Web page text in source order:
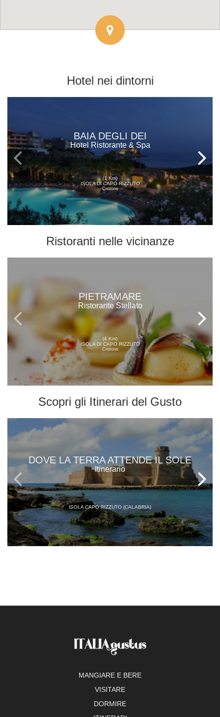
Hotel nei dintorni
BAIA DEGLI DEI
Hotel Ristorante & Spa
(1 Km)
ISOLA DI CAPO RIZZUTO
Crotone
Ristoranti nelle vicinanze
PIETRAMARE
Ristorante Stellato
(4 Km)
ISOLA DI CAPO RIZZUTO
Crotone
Scopri gli Itinerari del Gusto
DOVE LA TERRA ATTENDE IL SOLE
Itinerario
ISOLA CAPO RIZZUTO (CALABRIA)
MANGIARE E BERE
VISITARE
DORMIRE